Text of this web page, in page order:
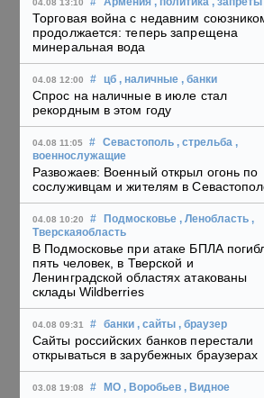
04.08 13:10
Торговая война с недавним
продолжается: теперь запрещена
минеральная вода
04.08 12:00 # цб , наличные , банки
Спрос на наличные в июле стал
рекордным в этом году
04.08 11:05 # Севастополь , стрельба ,
военнослужащие
Развожаев: Военный открыл огонь по
сослуживцам и жителям в
04.08 10:20 # Подмосковье , Ленобласть ,
Тверскаяобласть
В Подмосковье при атаке БПЛА
пять человек, в Тверской и
Ленинградской областях атакованы
склады Wildberries
04.08 09:31 # банки , сайты , браузер
Сайты российских банков перестали
открываться в зарубежных браузерах
03.08 19:08 # МО , Воробьев , Видное